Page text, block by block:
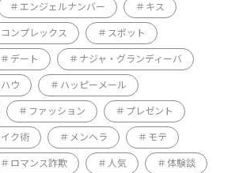
エンジェルナンバー キス
コンプレックス スポット
デート ナジャ・グランディーバ
ハウ ハッピーメール
ファッション プレゼント
イク術 メンヘラ モテ
ロマンス詐欺 人気 体験談